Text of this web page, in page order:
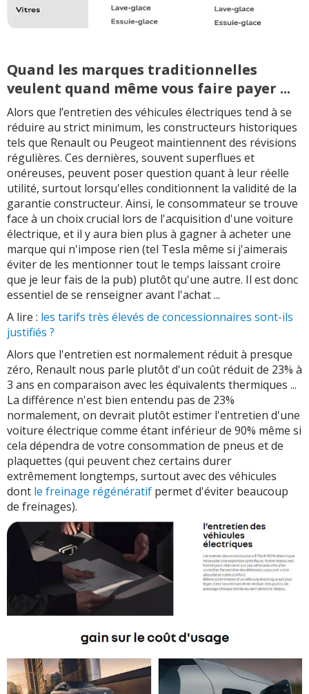
Quand les marques traditionnelles
veulent quand même vous faire payer ...
Alors que l’entretien des véhicules électriques tend à se
réduire au strict minimum, les constructeurs historiques
tels que Renault ou Peugeot maintiennent des révisions
régulières. Ces dernières, souvent superflues et
onéreuses, peuvent poser question quant à leur réelle
utilité, surtout lorsqu'elles conditionnent la validité de la
garantie constructeur. Ainsi, le consommateur se trouve
face à un choix crucial lors de l'acquisition d'une voiture
électrique, et il y aura bien plus à gagner à acheter une
marque qui n'impose rien (tel Tesla même si j'aimerais
éviter de les mentionner tout le temps laissant croire
que je leur fais de la pub) plutôt qu'une autre. Il est donc
essentiel de se renseigner avant l'achat ...
A lire : les tarifs très élevés de concessionnaires sont-ils
justifiés ?
Alors que l'entretien est normalement réduit à presque
zéro, Renault nous parle plutôt d'un coût réduit de 23% à
3 ans en comparaison avec les équivalents thermiques ...
La différence n'est bien entendu pas de 23%
normalement, on devrait plutôt estimer l'entretien d'une
voiture électrique comme étant inférieur de 90% même si
cela dépendra de votre consommation de pneus et de
plaquettes (qui peuvent chez certains durer
extrêmement longtemps, surtout avec des véhicules
dont le freinage régénératif permet d'éviter beaucoup
de freinages).